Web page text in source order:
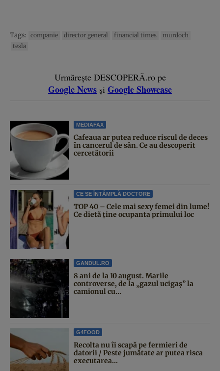
Tags: companie director general financial times
murdoch
tesla
Urmărește DESCOPERĂ.ro pe
Google News și Google Showcase
MEDIAFAX
Cafeaua ar putea reduce riscul de deces
în cancerul de sân. Ce au descoperit
cercetătorii
CE SE ÎNTÂMPLĂ DOCTORE
TOP 40 – Cele mai sexy femei din lume!
Ce dietă ține ocupanta primului loc
GANDUL.RO
8 ani de la 10 august. Marile
controverse, de la „gazul ucigaș” la
camionul cu...
G4FOOD
Recolta nu îi scapă pe fermieri de
datorii / Peste jumătate ar putea risca
executarea...